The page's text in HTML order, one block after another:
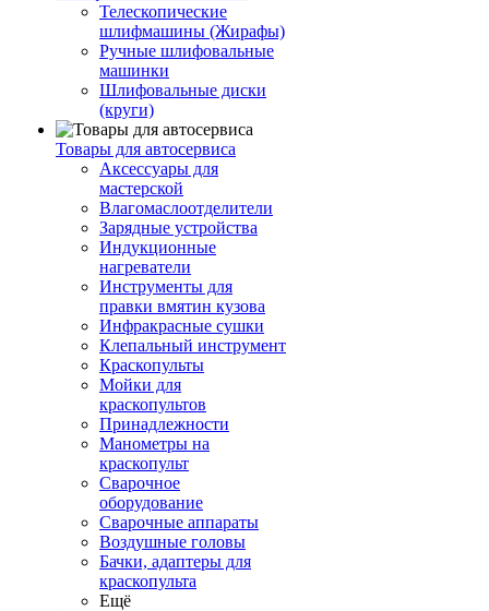
Телескопические
шлифмашины (Жирафы)
Ручные шлифовальные
машинки
Шлифовальные диски
(круги)
Товары для автосервиса
Аксессуары для
мастерской
Влагомаслоотделители
Зарядные устройства
Индукционные
нагреватели
Инструменты для
правки вмятин кузова
Инфракрасные сушки
Клепальный инструмент
Краскопульты
Мойки для
краскопультов
Принадлежности
Манометры на
краскопульт
Сварочное
оборудование
Сварочные аппараты
Воздушные головы
Бачки, адаптеры для
краскопульта
Ещё